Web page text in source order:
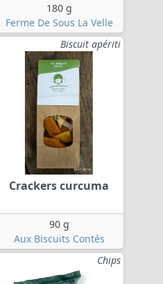
180 g
Ferme De Sous La Velle
Biscuit apériti
Crackers curcuma
90 g
Aux Biscuits Contés
Chips